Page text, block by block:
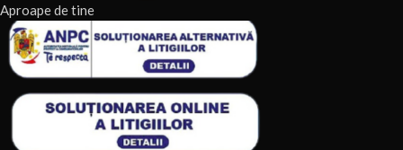
Aproape de tine